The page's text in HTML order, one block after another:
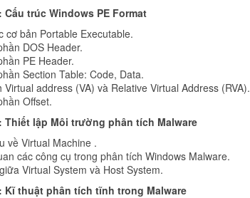
Cấu trúc Windows PE Format
cơ bản Portable Executable.
DOS Header.
PE Header.
Section Table: Code, Data.
Virtual address (VA) và Relative Virtual Address (RVA).
Offset.
Thiết lập Môi trường phân tích Malware
về Virtual Machine .
các công cụ trong phân tích Windows Malware.
Virtual System và Host System.
Kĩ thuật phân tích tĩnh trong Malware